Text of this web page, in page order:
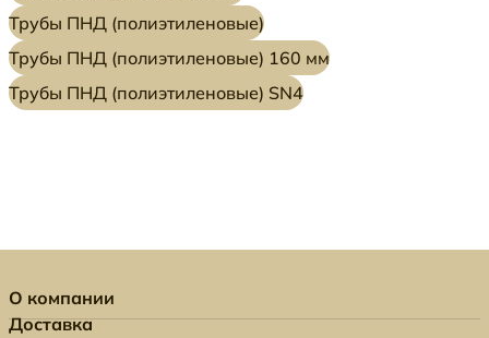
Трубы ПНД (полиэтиленовые)
Трубы ПНД (полиэтиленовые) 160 мм
Трубы ПНД (полиэтиленовые) SN4
О компании
Доставка